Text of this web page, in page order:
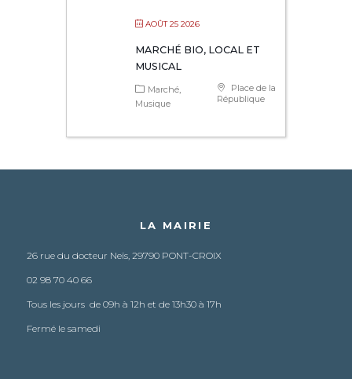
AOÛT 25 2026
MARCHÉ BIO, LOCAL ET
MUSICAL
Place de la
République
Marché
Musique
LA MAIRIE
26 rue du docteur Neïs, 29790 PONT-CROIX
02 98 70 40 66
Tous les jours de 09h à 12h et de 13h30 à 17h
Fermé le samedi